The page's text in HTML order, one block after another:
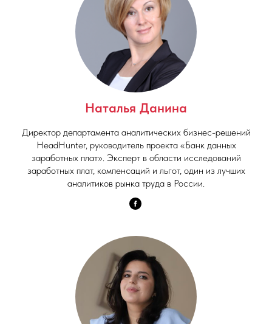
Наталья Данина
Директор департамента аналитических бизнес-решений
HeadHunter, руководитель проекта «Банк данных
заработных плат». Эксперт в области исследований
заработных плат, компенсаций и льгот, один из лучших
аналитиков рынка труда в России.